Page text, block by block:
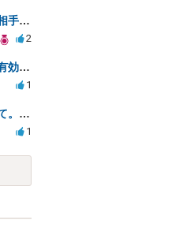
カカオトークで不貞していた夫の相手を特定したい
2
不貞相手への慰謝料請求、証拠の有効性と対応方法は？
1
慰謝料請求時の不定の証拠について。効力があるのか知りたい。
1